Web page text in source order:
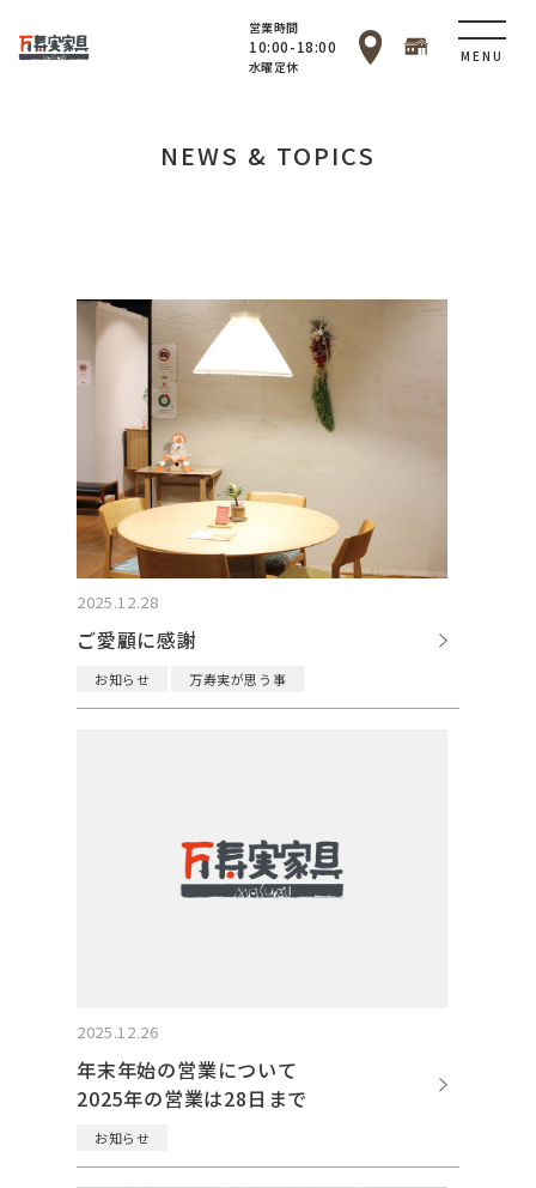
営業時間
10:00-18:00
水曜定休
MENU
NEWS & TOPICS
2025.12.28
ご愛顧に感謝
お知らせ 万寿実が思う事
2025.12.26
年末年始の営業について
2025年の営業は28日まで
お知らせ